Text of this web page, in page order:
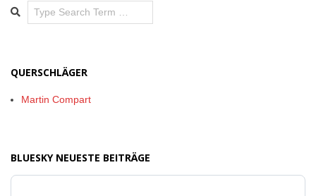
Search
QUERSCHLÄGER
Martin Compart
BLUESKY NEUESTE BEITRÄGE